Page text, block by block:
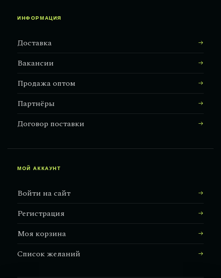
ИНФОРМАЦИЯ
Доставка
Вакансии
Продажа оптом
Партнёры
Договор поставки
МОЙ АККАУНТ
Войти на сайт
Регистрация
Моя корзина
Список желаний